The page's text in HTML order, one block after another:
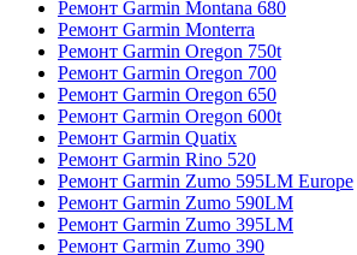
Ремонт Garmin Montana 680
Ремонт Garmin Monterra
Ремонт Garmin Oregon 750t
Ремонт Garmin Oregon 700
Ремонт Garmin Oregon 650
Ремонт Garmin Oregon 600t
Ремонт Garmin Quatix
Ремонт Garmin Rino 520
Ремонт Garmin Zumo 595LM Europe
Ремонт Garmin Zumo 590LM
Ремонт Garmin Zumo 395LM
Ремонт Garmin Zumo 390